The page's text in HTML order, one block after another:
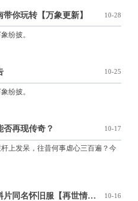
你玩转【万象更新】 10-28
纷披。
10-25
纷披。
否再现传奇？ 10-17
上发呆，往昔何事虐心三百遍？今
同名怀旧服【再世情缘】明日开服
10-16